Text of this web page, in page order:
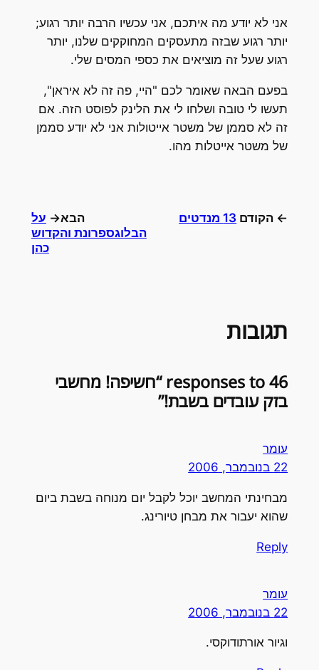
אני לא יודע מה איתכם, אני עכשיו הרבה יותר רגוע;
יותר רגוע שבזה מתעסקים המחוקקים שלנו, יותר
רגוע שעל זה מוציאים את כספי המסים שלי.
בפעם הבאה שאומר לכם "היי, פה זה לא איראן",
תעשו לי טובה ושלחו לי את הלינק לפוסט הזה. אם
זה לא סממן של משטר אייטולות אני לא יודע סממן
של משטר אייטלות מהו.
← הקודם 13 מנדטים הבא→ על
הבלוגספרונת והקדוש
כהן
תגובות
46 responses to “חשיפה! מחשבי
בזק עובדים בשבת!”
עומר
22 בנובמבר, 2006
מבחינתי המחשב יוכל לקבל יום מנוחה בשבת ביום
שהוא יעבור את מבחן טיורינג.
Reply
עומר
22 בנובמבר, 2006
וגיור אורתודוקסי.